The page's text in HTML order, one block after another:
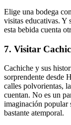
Elige una bodega
visitas educativas. Y
esta bebida cuenta
7. Visitar
Cachiche y sus
sorprendente desde
calles polvorientas,
cuentan. No es un
imaginación popular
bastante atemporal.